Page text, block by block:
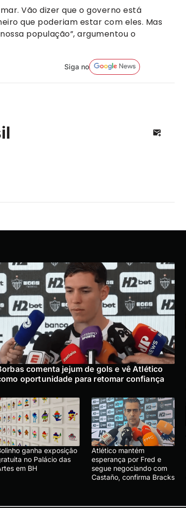
Vão dizer que o governo está
que poderiam estar com eles. Mas
população”, argumentou o
Siga no
comenta jejum de gols e vê Atlético
oportunidade para retomar confiança
ganha exposição
no Palácio das
em BH
Atlético mantém
esperança por Fred e
segue negociando com
Castaño, confirma Bracks